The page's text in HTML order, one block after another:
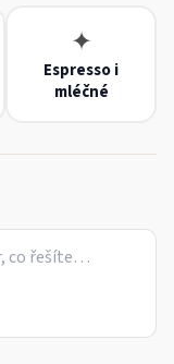
✦
Espresso i
mléčné